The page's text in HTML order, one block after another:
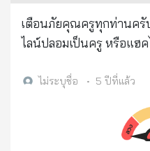
กรรมการมูลนิธิสมเด็จพร
สังฆราช วัดบวรนิเวศวิห
รับผลกระทบจากสถานกา
สัญชาติไทย ๒. เป็นบุตรขอ
หลงเชื่อซื้อผลิตภัณฑ์ดังกล่
กรดทีซีเอเป็นยาที่ใช้ในก
เตือนภัยคุณครูทุกท่านครับ ประเด็นมิจฉาชีพ สร้างแ
ไลน์ปลอมเป็นครู หรือแฮ
ทำประกันโควิดให้ ให้โอนเงิน
นักเรียนตกเป็นเหยื่อไปกี่
เดียวกัน เพราะให้โอนเข้าเ
ไม่ระบุชื่อ • 5 ปีที่แล้ว